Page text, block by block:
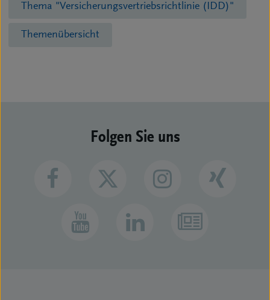
Thema "Versicherungsvertriebsrichtlinie (IDD)"
Themenübersicht
Folgen Sie uns